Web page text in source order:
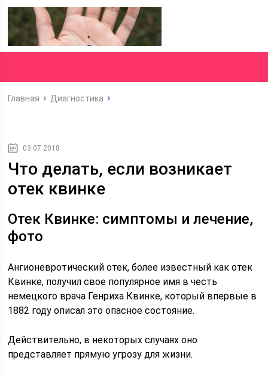
Главная Диагностика
03.07.2018
Что делать, если возникает
отек квинке
Отек Квинке: симптомы и лечение,
фото
Ангионевротический отек, более известный как отек
Квинке, получил свое популярное имя в честь
немецкого врача Генриха Квинке, который впервые в
1882 году описал это опасное состояние.
Действительно, в некоторых случаях оно
представляет прямую угрозу для жизни.